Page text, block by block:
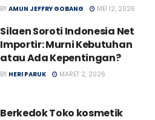
BY AMUN JEFFRY GOBANG MEI 12, 2026
Silaen Soroti Indonesia Net
Importir: Murni Kebutuhan
atau Ada Kepentingan?
BY HERI PARUK MARET 2, 2026
Berkedok Toko kosmetik